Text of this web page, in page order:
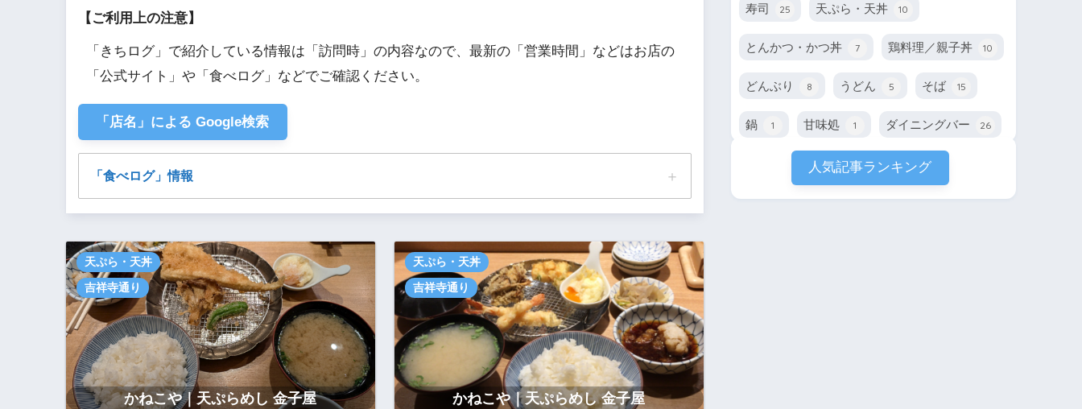
【ご利用上の注意】
「きちログ」で紹介している情報は「訪問時」の内容なので、最新の「営業時間」などはお店の
「公式サイト」や「食べログ」などでご確認ください。
「店名」による Google検索
「食べログ」情報
かねこや｜天ぷらめし 金子屋
天ぷら・天丼
吉祥寺通り
かねこや｜天ぷらめし 金子屋
天ぷら・天丼
吉祥寺通り
寿司 25 天ぷら・天丼 10
とんかつ・かつ丼 7 鶏料理／親子丼 10
どんぶり 8 うどん 5 そば 15
鍋 1 甘味処 1 ダイニングバー 26
人気記事ランキング